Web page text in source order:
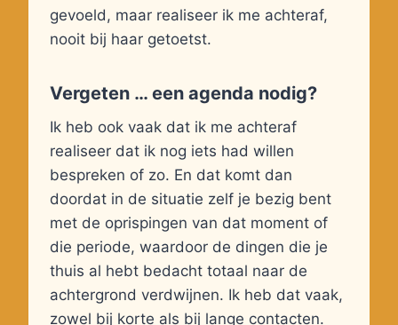
gevoeld, maar realiseer ik me achteraf,
nooit bij haar getoetst.
Vergeten … een agenda nodig?
Ik heb ook vaak dat ik me achteraf
realiseer dat ik nog iets had willen
bespreken of zo. En dat komt dan
doordat in de situatie zelf je bezig bent
met de oprispingen van dat moment of
die periode, waardoor de dingen die je
thuis al hebt bedacht totaal naar de
achtergrond verdwijnen. Ik heb dat vaak,
zowel bij korte als bij lange contacten.